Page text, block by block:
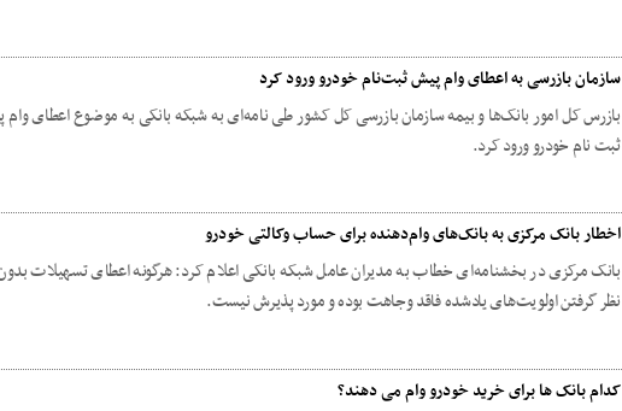
سازمان بازرسی به اعطای وام پیش ثبت‌نام خودرو ورود کرد
بازرس کل امور بانک‌ها و بیمه سازمان بازرسی کل کشور طی نامه‌ای به شبکه بانکی به موضوع اعطای
ثبت نام خودرو ورود کرد.
اخطار بانک مرکزی به بانک‌های وام‌دهنده برای حساب وکالتی خودرو
بانک مرکزی در بخشنامه‌ای خطاب به مدیران عامل شبکه بانکی اعلام کرد: هرگونه اعطای تسهیلات
نظر گرفتن اولویت‌های یادشده فاقد وجاهت بوده و مورد پذیرش نیست.
کدام بانک ها برای خرید خودرو وام می دهند؟